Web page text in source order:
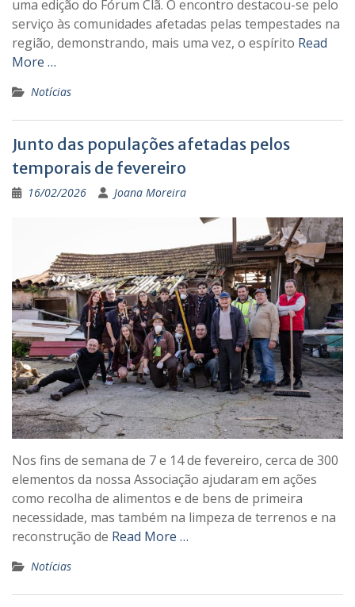
uma edição do Fórum Clã. O encontro destacou-se pelo
serviço às comunidades afetadas pelas tempestades na
região, demonstrando, mais uma vez, o espírito Read
More …
Notícias
Junto das populações afetadas pelos
temporais de fevereiro
16/02/2026 Joana Moreira
Nos fins de semana de 7 e 14 de fevereiro, cerca de 300
elementos da nossa Associação ajudaram em ações
como recolha de alimentos e de bens de primeira
necessidade, mas também na limpeza de terrenos e na
reconstrução de Read More …
Notícias